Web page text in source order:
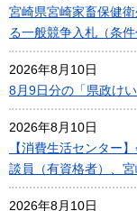
宮崎県宮崎家畜保健
る一般競争入札（条
2026年8月10日
8月9日分の「県政け
2026年8月10日
【消費生活センター
談員（有資格者）、
2026年8月10日